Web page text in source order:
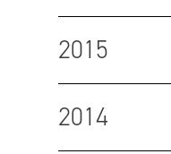
2015
2014